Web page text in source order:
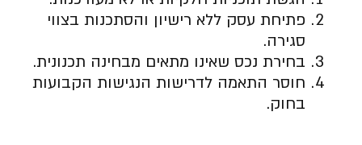
פתיחת עסק ללא רישיון והסתכנות בצווי
סגירה.
בחירת נכס שאינו מתאים מבחינה תכנונית.
חוסר התאמה לדרישות הנגישות הקבועות
בחוק.